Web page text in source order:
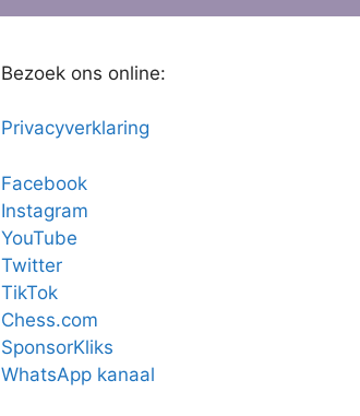
Bezoek ons online:
Privacyverklaring
Facebook
Instagram
YouTube
Twitter
TikTok
Chess.com
SponsorKliks
WhatsApp kanaal